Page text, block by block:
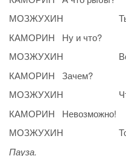
МОЗЖУХИН Ты рыб
КАМОРИН Ну и что?
МОЗЖУХИН Вот и
КАМОРИН Зачем?
МОЗЖУХИН Что,
КАМОРИН Невозможно!
МОЗЖУХИН Тогда о
Пауза.